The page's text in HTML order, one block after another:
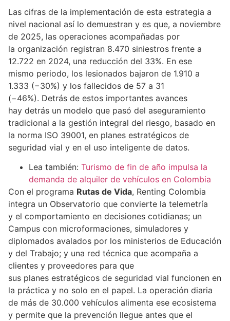
Las cifras de la implementación de esta estrategia a
nivel nacional así lo demuestran y es que, a noviembre
de 2025, las operaciones acompañadas por
la organización registran 8.470 siniestros frente a
12.722 en 2024, una reducción del 33%. En ese
mismo periodo, los lesionados bajaron de 1.910 a
1.333 (−30%) y los fallecidos de 57 a 31
(−46%). Detrás de estos importantes avances
hay detrás un modelo que pasó del aseguramiento
tradicional a la gestión integral del riesgo, basado en
la norma ISO 39001, en planes estratégicos de
seguridad vial y en el uso inteligente de datos.
Lea también: Turismo de fin de año impulsa la
demanda de alquiler de vehículos en Colombia
Con el programa Rutas de Vida, Renting Colombia
integra un Observatorio que convierte la telemetría
y el comportamiento en decisiones cotidianas; un
Campus con microformaciones, simuladores y
diplomados avalados por los ministerios de Educación
y del Trabajo; y una red técnica que acompaña a
clientes y proveedores para que
sus planes estratégicos de seguridad vial funcionen en
la práctica y no solo en el papel. La operación diaria
de más de 30.000 vehículos alimenta ese ecosistema
y permite que la prevención llegue antes que el